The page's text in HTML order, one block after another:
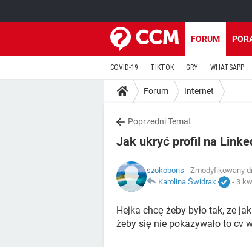
FORUM
COVID-19 TIKTOK GRY WHATSAPP
Forum Internet
Poprzedni Temat
Jak ukryć profil na
szokobons - Zmodyfikowany
Karolina Świdrak
- 3
Hejka chcę żeby było tak, ze
żeby się nie pokazywało to cv